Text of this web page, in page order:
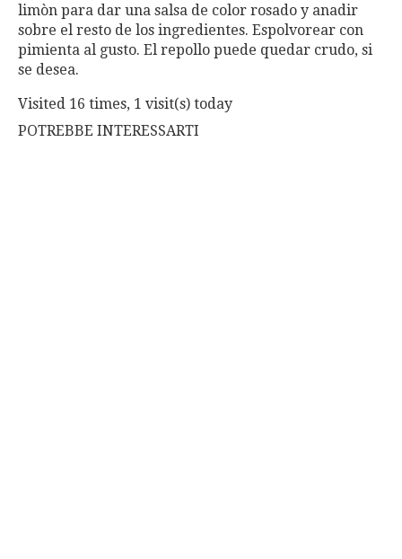
limòn para dar una salsa de color rosado y anadir
sobre el resto de los ingredientes. Espolvorear con
pimienta al gusto. El repollo puede quedar crudo, si
se desea.
Visited 16 times, 1 visit(s) today
POTREBBE INTERESSARTI